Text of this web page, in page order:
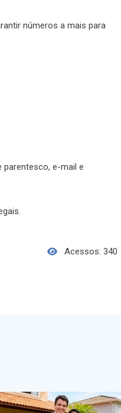
números a mais para
parentesco, e-mail e
Acessos: 340